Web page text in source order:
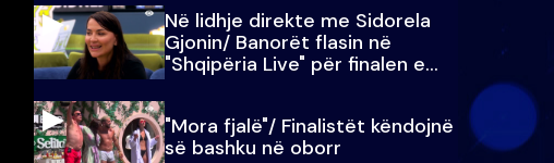
Në lidhje direkte me Sidorela
Gjonin/ Banorët flasin në
"Shqipëria Live" për finalen e
madhe
"Mora fjalë"/ Finalistët këndojnë
së bashku në oborr